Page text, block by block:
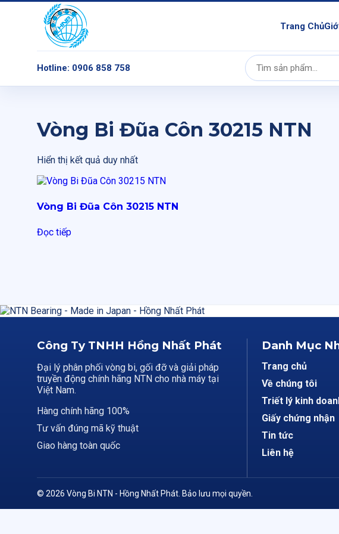
Trang Chủ
Hotline: 0906 858 758
Tìm
kiếm:
Vòng Bi Đũa Côn 30215 NTN
Hiển thị kết quả duy nhất
Vòng Bi Đũa Côn 30215 NTN
Đọc tiếp
Công Ty TNHH Hồng Nhất Phát
Đại lý phân phối vòng bi, gối đỡ và giải pháp
truyền động chính hãng NTN cho nhà máy tại
Việt Nam.
Hàng chính hãng 100%
Tư vấn đúng mã kỹ thuật
Giao hàng toàn quốc
Danh Mục
Trang chủ
Về chúng tôi
Triết lý kinh
Giấy chứng nhận
Tin tức
Liên hệ
© 2026 Vòng Bi NTN - Hồng Nhất Phát. Bảo lưu mọi quyền.